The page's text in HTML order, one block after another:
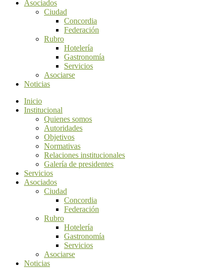
Asociados
Ciudad
Concordia
Federación
Rubro
Hotelería
Gastronomía
Servicios
Asociarse
Noticias
Inicio
Institucional
Quienes somos
Autoridades
Objetivos
Normativas
Relaciones institucionales
Galería de presidentes
Servicios
Asociados
Ciudad
Concordia
Federación
Rubro
Hotelería
Gastronomía
Servicios
Asociarse
Noticias